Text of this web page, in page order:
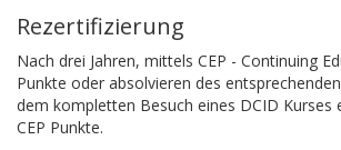
Rezertifizierung
Nach drei Jahren, mittels CEP - Continuing
Punkte oder absolvieren des
dem kompletten Besuch eines DCID Kurses
CEP Punkte.